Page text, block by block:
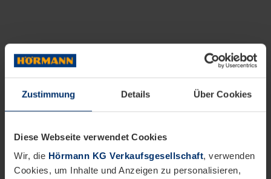
Zustimmung Details Über Cookies
Diese Webseite verwendet Cookies
Wir, die Hörmann KG Verkaufsgesellschaft, verwenden
Cookies, um Inhalte und Anzeigen zu personalisieren,